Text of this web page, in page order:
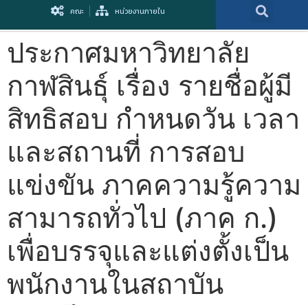
คณะ หน่วยงานภายใน
ประกาศมหาวิทยาลัย
กาฬสินธุ์ เรื่อง รายชื่อผู้มี
สิทธิสอบ กำหนดวัน เวลา
และสถานที่ การสอบ
แข่งขัน ภาคความรู้ความ
สามารถทั่วไป (ภาค ก.)
เพื่อบรรจุและแต่งตั้งเป็น
พนักงานในสถาบัน